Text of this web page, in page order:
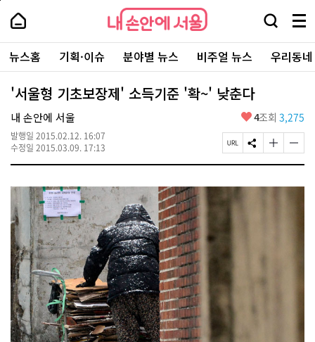
본
로
가
내
손
안
에
서
울
-
서
울
시
대
표
소
포
털
내
손
에
울
검
창
열
기
메
뉴
전
체
보
주
요
서
뉴스홈 기획·이슈 분야별 뉴스 비주얼 뉴스 우리동
'서울형 기초보장제' 소득기준 '확~' 낮춘다
내 손안에 서울
발행일 2015.02.12. 16:07
수정일 2015.03.09. 17:13
좋
요
4조회 3,275
페
이
U
R
L
S
N
공
글
자
기
글
자
기
페
상
단
로